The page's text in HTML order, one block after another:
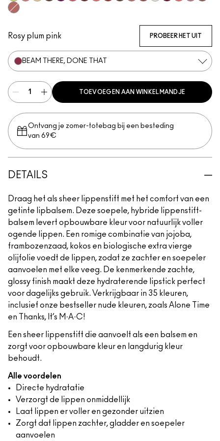
Lil Squirt
$ellout
Rosy plum pink PROBEER HET UIT
BEAM THERE, DONE THAT
TOEVOEGEN AAN WINKELMANDJE
Ontvang je zomer-totebag bij een besteding
van 69€
DETAILS
Draag het als sheer lippenstift met het comfort van een
getinte lipbalsem. Deze soepele, hybride lippenstift-
balsem levert opbouwbare kleur voor natuurlijk voller
ogende lippen. Een romige combinatie van jojoba,
frambozenzaad, kokos en biologische extra vierge
olijfolie voedt de lippen, zodat ze zachter en soepeler
aanvoelen met elke veeg. De kenmerkende zachte,
glossy finish maakt deze hydraterende lipstick perfect
voor dagelijks gebruik. Verkrijgbaar in 35 kleuren,
inclusief onze bestseller nude kleuren, zoals Alone Time
en Thanks, It’s M·A·C!
Een sheer lippenstift die aanvoelt als een balsem en
zorgt voor opbouwbare kleur en langdurig kleur
behoudt.
Alle voordelen
Directe hydratatie
Verzorgt de lippen onmiddellijk
Laat lippen er voller en gezonder uitzien
Zorgt dat lippen zachter, gladder en soepeler
aanvoelen